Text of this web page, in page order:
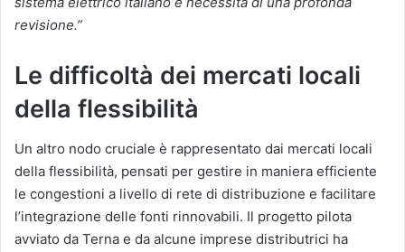
revisione.”
Le difficoltà dei mercati locali
della flessibilità
Un altro nodo cruciale è rappresentato dai mercati locali
della flessibilità, pensati per gestire in maniera efficiente
le congestioni a livello di rete di distribuzione e facilitare
l’integrazione delle fonti rinnovabili. Il progetto pilota
avviato da Terna e da alcune imprese distributrici ha